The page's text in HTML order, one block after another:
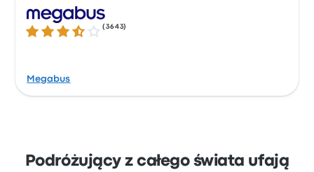
3.5 gwiazdek w skali do 5
(3643)
Megabus
Podróżujący z całego świata ufają